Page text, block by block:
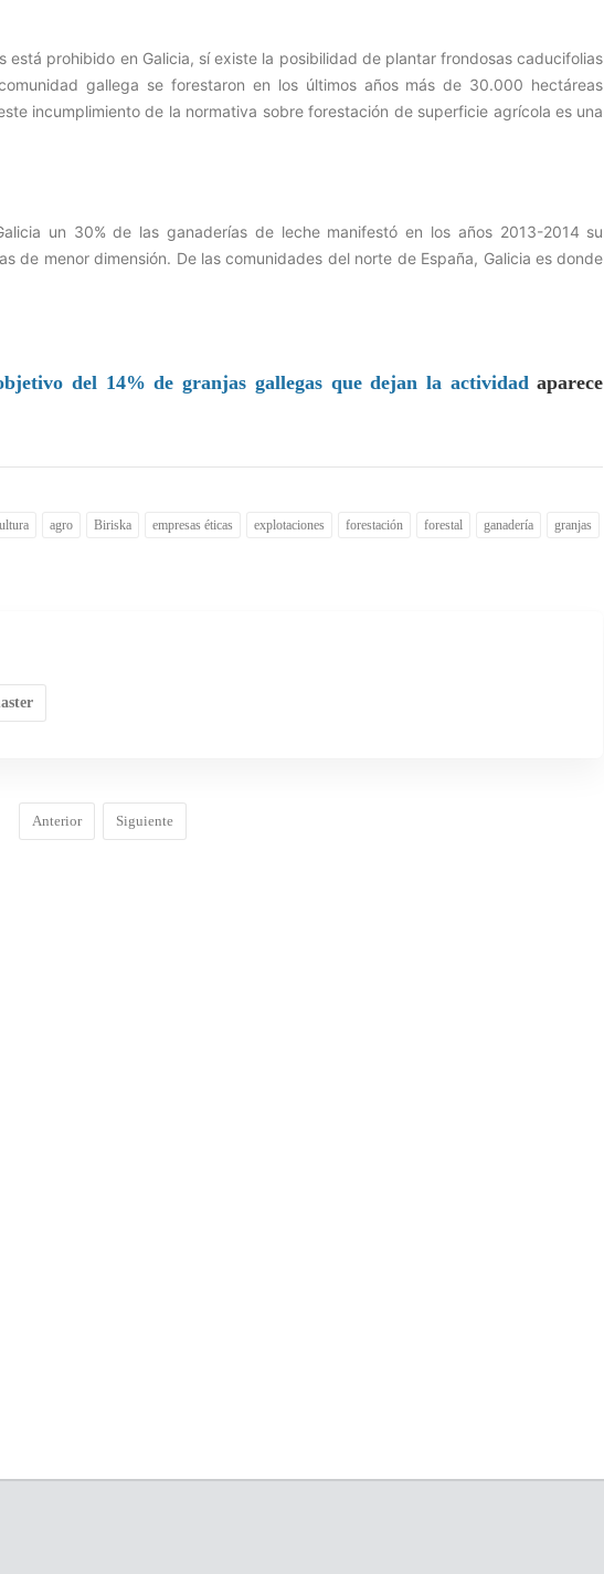
prohibido en Galicia, sí existe la posibilidad de plantar frondosas caducifolias
gallega se forestaron en los últimos años más de 30.000 hectáreas
incumplimiento de la normativa sobre forestación de superficie agrícola es una
un 30% de las ganaderías de leche manifestó en los años 2013-2014 su
de menor dimensión. De las comunidades del norte de España, Galicia es donde
del 14% de granjas gallegas que dejan la actividad aparece
agro Biriska empresas éticas explotaciones forestación forestal ganadería granjas
Anterior Siguiente